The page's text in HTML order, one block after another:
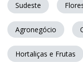
Sudeste
Agronegócio
Hortaliças e Frutas